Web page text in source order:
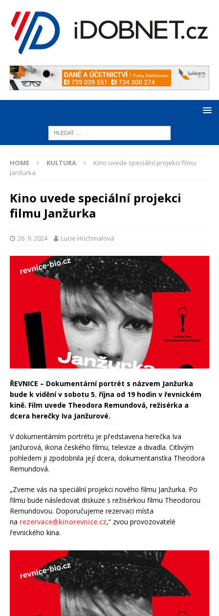
HOME KULTURA
Kino uvede speciální projekci filmu
Janžurka
Kino uvede speciální projekci
filmu Janžurka
26. 9. 2024 Lucie Hochmalová
ŘEVNICE – Dokumentární portrét s názvem Janžurka
bude k vidění v sobotu 5. října od 19 hodin v řevnickém
kině. Film uvede Theodora Remundová, režisérka a
dcera herečky Iva Janžurové.
V dokumentárním portrétu je představena herečka Iva
Janžurová, ikona českého filmu, televize a divadla. Citlivým
pohledem ji zpodobnila její dcera, dokumentaristka Theodora
Remundová.
„Zveme vás na speciální projekci nového filmu Janžurka. Po
filmu bude následovat diskuze s režisérkou filmu Theodorou
Remundovou. Doporučujeme rezervaci místa
na rezervace@kinorevnice.cz,“ zvou provozovatelé
řevnického kina.